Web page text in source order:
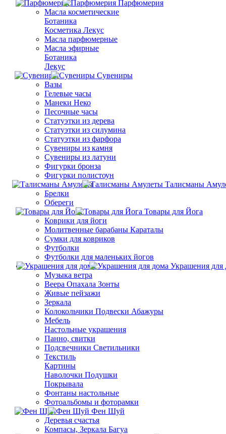
Парфюмерия
Масла косметические
Ботаника
Косметика Лекус
Масла парфюмерные
Масла эфирные
Ботаника
Лекус
Сувениры
Вазы
Гелевые часы
Манеки Неко
Песочные часы
Статуэтки из дерева
Статуэтки из силумина
Статуэтки из фарфора
Сувениры из камня
Сувениры из латуни
Фигурки бронза
Фигурки полистоун
Талисманы
Брелки
Обереги
Товары для Йога
Коврики для йоги
Молитвенные барабаны Караталы
Сумки для ковриков
Футболки
Футболки для маленьких йогов
Украшения для
Музыка ветра
Веера Опахала Зонты
Живые пейзажи
Зеркала
Колокольчики Подвески Абажуры
Мебель
Настольные украшения
Панно, свитки
Подсвечники Светильники
Текстиль
Картины
Наволочки Подушки
Покрывала
Фонтаны настольные
Фотоальбомы и фоторамки
Фен Шуй
Деревья счастья
Компасы, Зеркала Багуа